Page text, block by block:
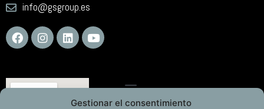
Gestionar el consentimiento
info@gsgroup.es